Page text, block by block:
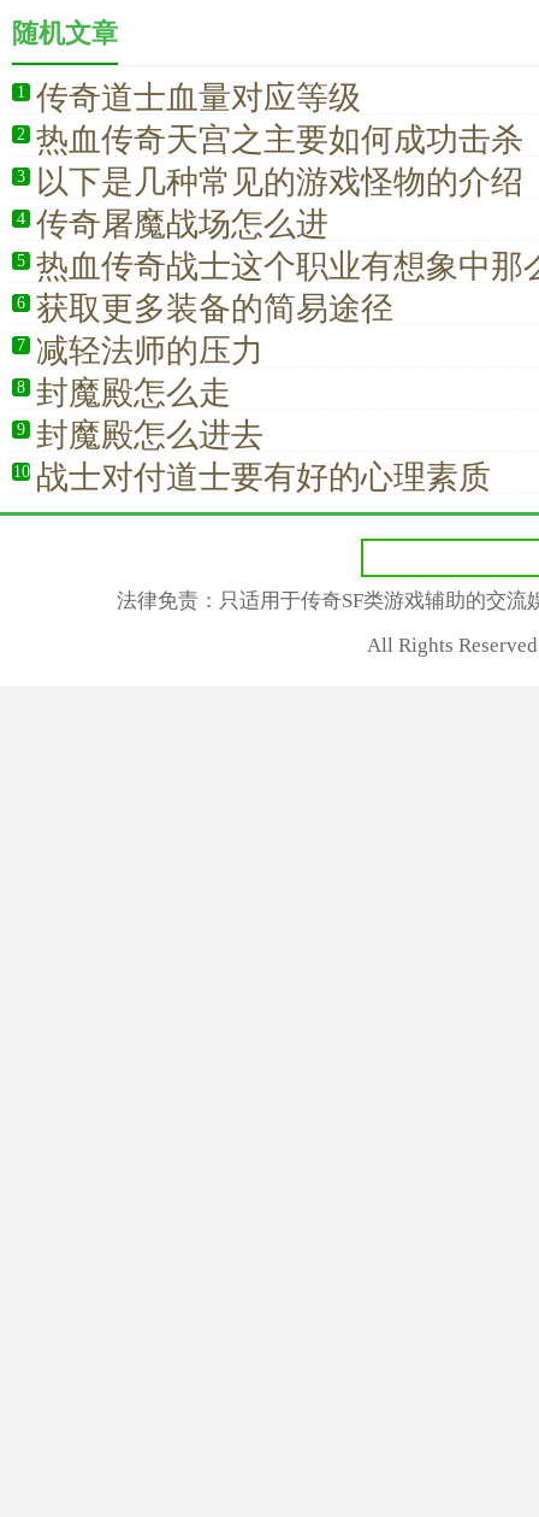
随机文章
1 传奇道士血量对应等级
2 热血传奇天宫之主要如何成功击杀
3 以下是几种常见的游戏怪物的介绍
4 传奇屠魔战场怎么进
5 热血传奇战士这个职业有想象中那
6 获取更多装备的简易途径
7 减轻法师的压力
8 封魔殿怎么走
9 封魔殿怎么进去
10 战士对付道士要有好的心理素质
法律免责：只适用于传奇SF类游戏辅助的交
All Rights